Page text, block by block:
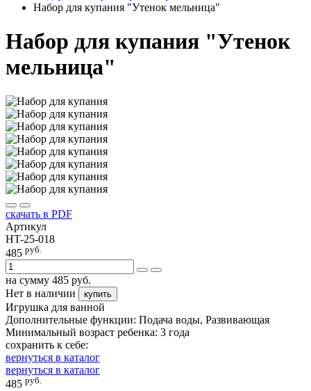
Набор для купания "Утенок мельница"
Набор для купания "Утенок
мельница"
скачать в PDF
Артикул
HT-25-018
485 руб.
на сумму 485 руб.
Нет в наличии
купить
Игрушка для ванной
Дополнительные функции: Подача воды, Развивающая
Минимальный возраст ребенка: 3 года
сохранить к себе:
вернуться в каталог
вернуться в каталог
485 руб.